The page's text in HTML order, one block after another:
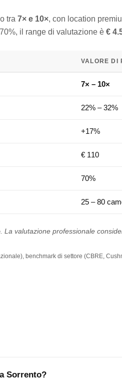
tra 7× e 10×, con location
il range di valutazione è €
VALORE DI
7× – 10×
22% – 32%
+17%
€ 110
70%
25 – 80
valutazione professionale
benchmark di settore (CBRE,
Sorrento?